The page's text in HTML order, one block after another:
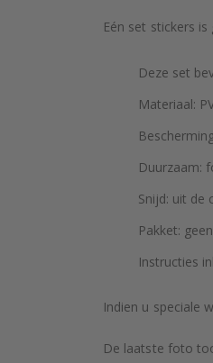
Eén set stickers
Deze set
Materiaal:
Duurzaam:
Snijd: uit de
Pakket:
Instructies
Indien u speciale
De laatste foto